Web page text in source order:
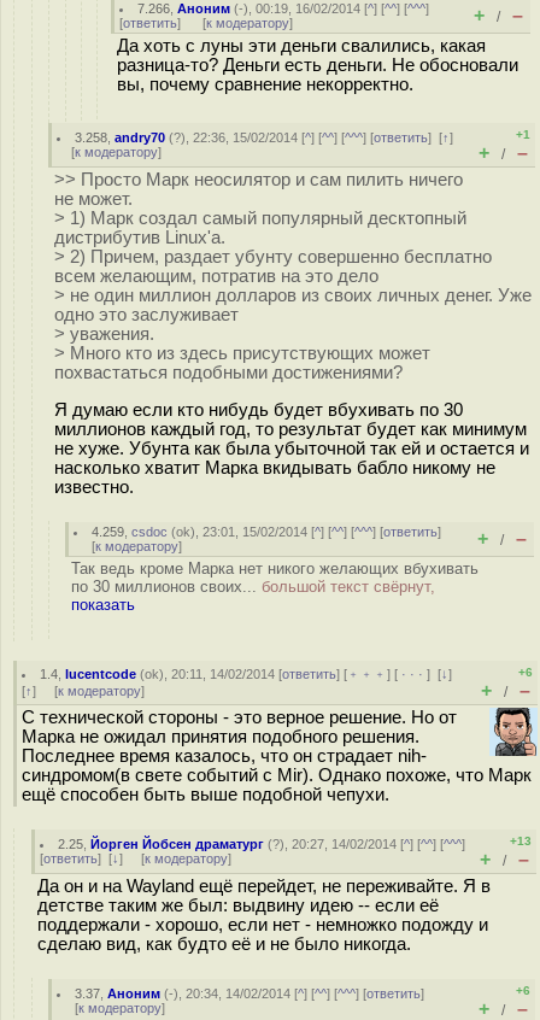
7.266 ,Аноним (-), 00:19, 16/02/2014 [^] [^^] [^^^]
[ответить] [к модератору] + / –
Да хоть с луны эти деньги свалились, какая
разница-то? Деньги есть деньги. Не обосновали
вы, почему сравнение некорректно.
3.258 ,andry70 (?), 22:36, 15/02/2014 [^] [^^] [^^^] [ответить][↑]
[к модератору]
+1
+ / –
>> Просто Марк неосилятор и сам пилить ничего
не может.
> 1) Марк создал самый популярный десктопный
дистрибутив Linux'а.
> 2) Причем, раздает убунту совершенно бесплатно
всем желающим, потратив на это дело
> не один миллион долларов из своих личных денег. Уже
одно это заслуживает
> уважения.
> Много кто из здесь присутствующих может
похвастаться подобными достижениями?
Я думаю если кто нибудь будет вбухивать по 30
миллионов каждый год, то результат будет как минимум
не хуже. Убунта как была убыточной так ей и остается и
насколько хватит Марка вкидывать бабло никому не
известно.
4.259 ,csdoc (ok), 23:01, 15/02/2014 [^] [^^] [^^^] [ответить]
[к модератору] + / –
Так ведь кроме Марка нет никого желающих вбухивать
по 30 миллионов своих... большой текст свёрнут,
показать
1.4 ,lucentcode (ok), 20:11, 14/02/2014 [ответить] [ ﹢﹢﹢] [ · · ·][↓]
[↑] [к модератору]
+6
+ / –
С технической стороны - это верное решение. Но от
Марка не ожидал принятия подобного решения.
Последнее время казалось, что он страдает nih-
синдромом(в свете событий с Mir). Однако похоже, что Марк
ещё способен быть выше подобной чепухи.
2.25 ,Йорген Йобсен драматург (?), 20:27, 14/02/2014 [^] [^^] [^^^]
[ответить] [↓] [к модератору]
+13
+ / –
Да он и на Wayland ещё перейдет, не переживайте. Я в
детстве таким же был: выдвину идею -- если её
поддержали - хорошо, если нет - немножко подожду и
сделаю вид, как будто её и не было никогда.
3.37 ,Аноним (-), 20:34, 14/02/2014 [^] [^^] [^^^] [ответить]
[к модератору]
+6
+ / –